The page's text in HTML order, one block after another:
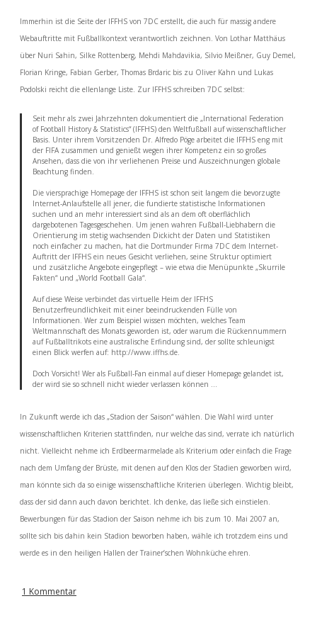
Immerhin ist die Seite der IFFHS von 7DC erstellt, die auch für massig andere
Webauftritte mit Fußballkontext verantwortlich zeichnen. Von Lothar Matthäus
über Nuri Sahin, Silke Rottenberg, Mehdi Mahdavikia, Silvio Meißner, Guy Demel,
Florian Kringe, Fabian Gerber, Thomas Brdaric bis zu Oliver Kahn und Lukas
Podolski reicht die ellenlange Liste. Zur IFFHS schreiben 7DC selbst:
Seit mehr als zwei Jahrzehnten dokumentiert die „International Federation
of Football History & Statistics“ (IFFHS) den Weltfußball auf wissenschaftlicher
Basis. Unter ihrem Vorsitzenden Dr. Alfredo Pöge arbeitet die IFFHS eng mit
der FIFA zusammen und genießt wegen ihrer Kompetenz ein so großes
Ansehen, dass die von ihr verliehenen Preise und Auszeichnungen globale
Beachtung finden.
Die viersprachige Homepage der IFFHS ist schon seit langem die bevorzugte
Internet-Anlaufstelle all jener, die fundierte statistische Informationen
suchen und an mehr interessiert sind als an dem oft oberflächlich
dargebotenen Tagesgeschehen. Um jenen wahren Fußball-Liebhabern die
Orientierung im stetig wachsenden Dickicht der Daten und Statistiken
noch einfacher zu machen, hat die Dortmunder Firma 7DC dem Internet-
Auftritt der IFFHS ein neues Gesicht verliehen, seine Struktur optimiert
und zusätzliche Angebote eingepflegt – wie etwa die Menüpunkte „Skurrile
Fakten“ und „World Football Gala“.
Auf diese Weise verbindet das virtuelle Heim der IFFHS
Benutzerfreundlichkeit mit einer beeindruckenden Fülle von
Informationen. Wer zum Beispiel wissen möchten, welches Team
Weltmannschaft des Monats geworden ist, oder warum die Rückennummern
auf Fußballtrikots eine australische Erfindung sind, der sollte schleunigst
einen Blick werfen auf: http://www.iffhs.de.
Doch Vorsicht! Wer als Fußball-Fan einmal auf dieser Homepage gelandet ist,
der wird sie so schnell nicht wieder verlassen können …
In Zukunft werde ich das „Stadion der Saison“ wählen. Die Wahl wird unter
wissenschaftlichen Kriterien stattfinden, nur welche das sind, verrate ich natürlich
nicht. Vielleicht nehme ich Erdbeermarmelade als Kriterium oder einfach die Frage
nach dem Umfang der Brüste, mit denen auf den Klos der Stadien geworben wird,
man könnte sich da so einige wissenschaftliche Kriterien überlegen. Wichtig bleibt,
dass der sid dann auch davon berichtet. Ich denke, das ließe sich einstielen.
Bewerbungen für das Stadion der Saison nehme ich bis zum 10. Mai 2007 an,
sollte sich bis dahin kein Stadion beworben haben, wähle ich trotzdem eins und
werde es in den heiligen Hallen der Trainer’schen Wohnküche ehren.
1 Kommentar